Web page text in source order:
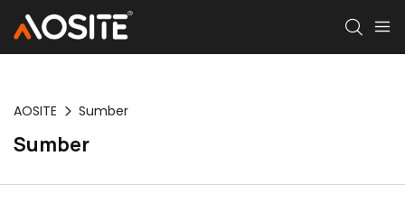
AOSITE Sumber
Sumber